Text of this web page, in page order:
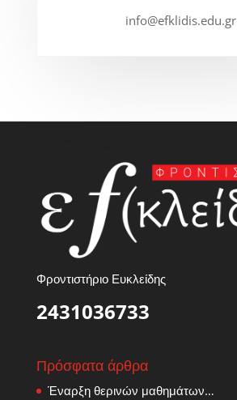
info@efklidis.edu.gr
Φροντιστήριο Ευκλείδης
2431036733
Πρόσφατα άρθρα
Έναρξη θερινών μαθημάτων…